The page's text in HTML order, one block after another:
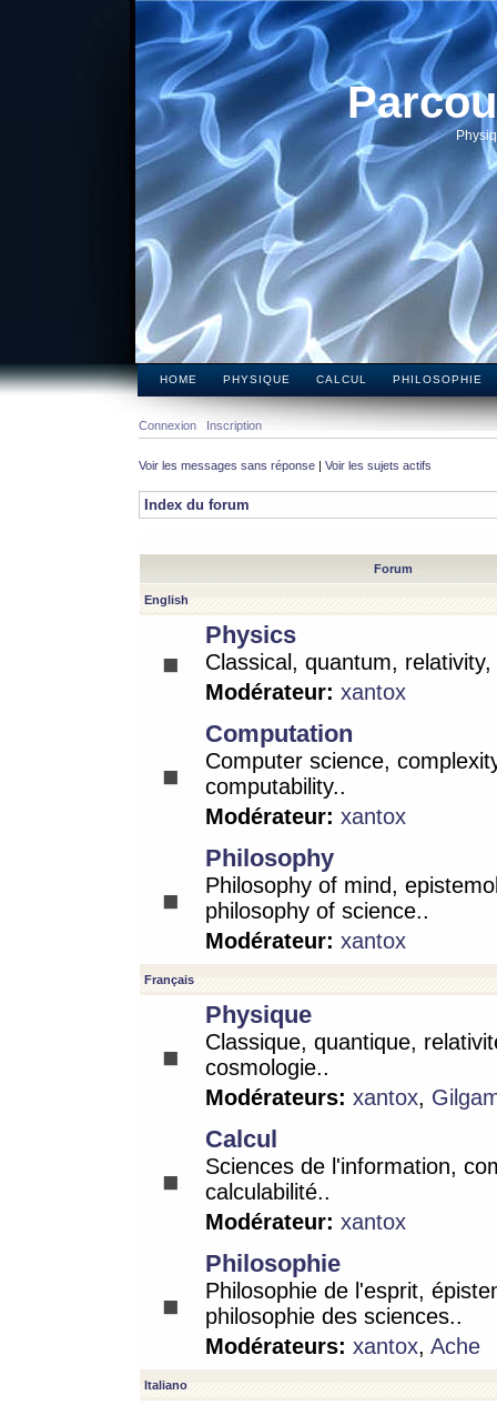
HOME PHYSIQUE CALCUL PHILOSOPHIE
Connexion Inscription
Voir les messages sans réponse | Voir les sujets actifs
Index du forum
Forum
English
Physics
Classical, quantum,
Modérateur: xantox
Computation
Computer science,
computability..
Modérateur: xantox
Philosophy
Philosophy of mind,
philosophy of science..
Modérateur: xantox
Français
Physique
Classique, quantique,
cosmologie..
Modérateurs: xantox,
Calcul
Sciences de l'information,
calculabilité..
Modérateur: xantox
Philosophie
Philosophie de l'esprit,
philosophie des sciences..
Modérateurs: xantox, Ache
Italiano